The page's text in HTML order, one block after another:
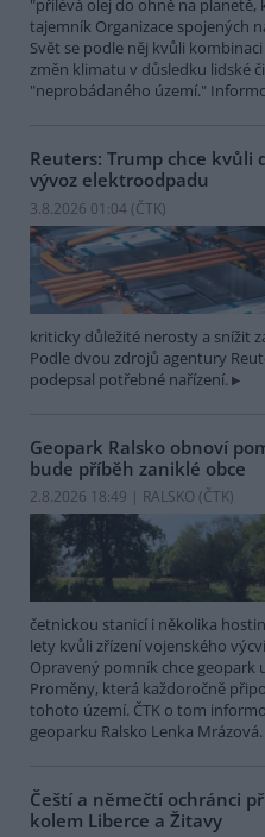
"přilévá olej do ohně na
tajemník Organizace spojených
Svět se podle něj kvůli
změn klimatu v důsledku lidské
"neprobádaného území."
Reuters: Trump chce
vývoz elektroodpadu
3.8.2026 01:04 (ČTK)
kriticky důležité nerosty a snížit
Podle dvou zdrojů agentury
podepsal potřebné nařízení.
Geopark Ralsko obnoví
bude příběh zaniklé obce
2.8.2026 18:49 | RALSKO (ČTK)
četnickou stanicí i několika
lety kvůli zřízení vojenského
Opravený pomník chce geopark
Proměny, která každoročně
tohoto území. ČTK o tom
geoparku Ralsko Lenka Mrázová.
Čeští a němečtí ochránci
kolem Liberce a Žitavy